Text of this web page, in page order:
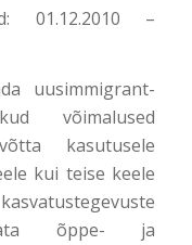
01.12.2010 –
uusimmigrant-
võimalused
kasutusele
kui teise keele
õppe- ja